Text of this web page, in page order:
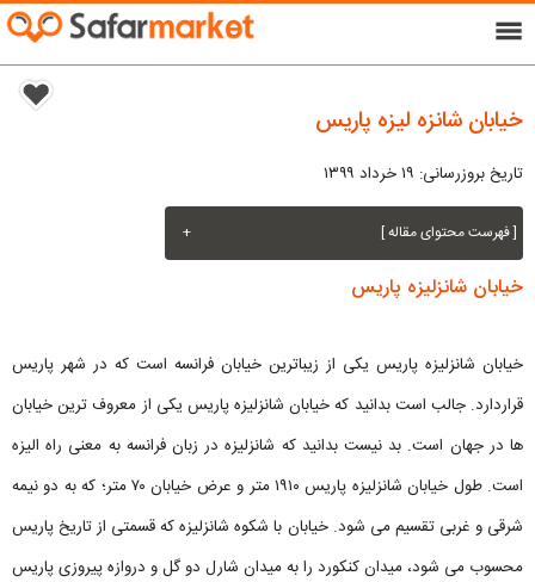
menu
خیابان شانزه لیزه پاریس
تاریخ بروزرسانی: ۱۹ خرداد ۱۳۹۹
[ فهرست محتوای مقاله ] +
خیابان شانزلیزه پاریس
خیابان شانزلیزه پاریس یکی از زیباترین خیابان فرانسه است که در شهر پاریس
قراردارد. جالب است بدانید که خیابان شانزلیزه پاریس یکی از معروف ترین خیابان
ها در جهان است. بد نیست بدانید که شانزلیزه در زبان فرانسه به معنی راه الیزه
است. طول خیابان شانزلیزه پاریس ۱۹۱۰ متر و عرض خیابان ۷۰ متر؛ که به دو نیمه
شرقی و غربی تقسیم می شود. خیابان با شکوه شانزلیزه که قسمتی از تاریخ پاریس
محسوب می شود، میدان کنکورد را به میدان شارل دو گل و دروازه پیروزی پاریس